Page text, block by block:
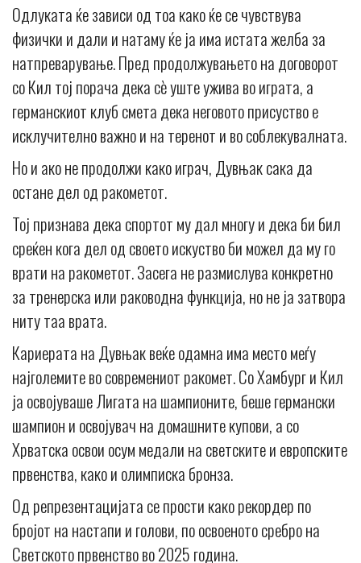
Одлуката ќе зависи од тоа како ќе се чувствува
физички и дали и натаму ќе ја има истата желба за
натпреварување. Пред продолжувањето на договорот
со Кил тој порача дека сè уште ужива во играта, а
германскиот клуб смета дека неговото присуство е
исклучително важно и на теренот и во соблекувалната.
Но и ако не продолжи како играч, Дувњак сака да
остане дел од ракометот.
Тој признава дека спортот му дал многу и дека би бил
среќен кога дел од своето искуство би можел да му го
врати на ракометот. Засега не размислува конкретно
за тренерска или раководна функција, но не ја затвора
ниту таа врата.
Кариерата на Дувњак веќе одамна има место меѓу
најголемите во современиот ракомет. Со Хамбург и Кил
ја освојуваше Лигата на шампионите, беше германски
шампион и освојувач на домашните купови, а со
Хрватска освои осум медали на светските и европските
првенства, како и олимписка бронза.
Од репрезентацијата се прости како рекордер по
бројот на настапи и голови, по освоеното сребро на
Светското првенство во 2025 година.